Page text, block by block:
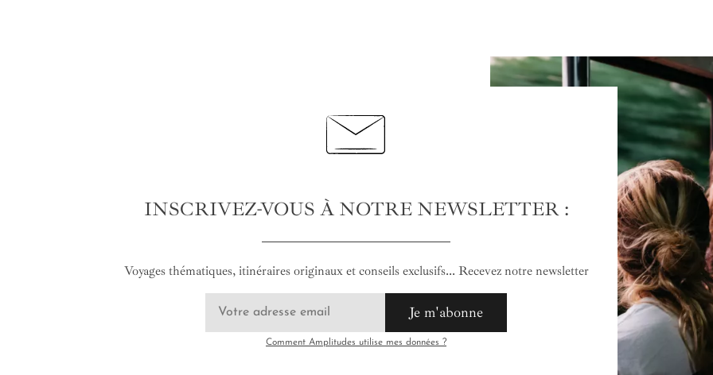
INSCRIVEZ-VOUS À NOTRE NEWSLETTER :
Voyages thématiques, itinéraires originaux et conseils exclusifs... Recevez notre newsletter
Je m'abonne
Comment Amplitudes utilise mes données ?